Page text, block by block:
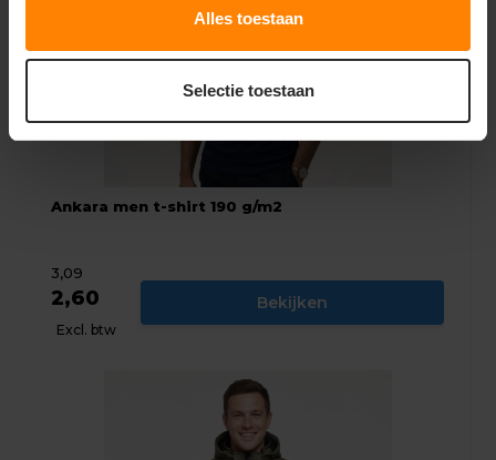
Alles toestaan
Selectie toestaan
Ankara men t-shirt 190 g/m2
3,09
2,60
Excl. btw
Bekijken